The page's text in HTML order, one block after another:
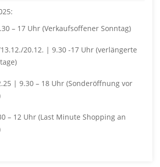
– 17 Uhr (Verkaufsoffener Sonntag)
20.12. | 9.30 -17 Uhr (verlängerte
| 9.30 – 18 Uhr (Sonderöffnung vor
– 12 Uhr (Last Minute Shopping an